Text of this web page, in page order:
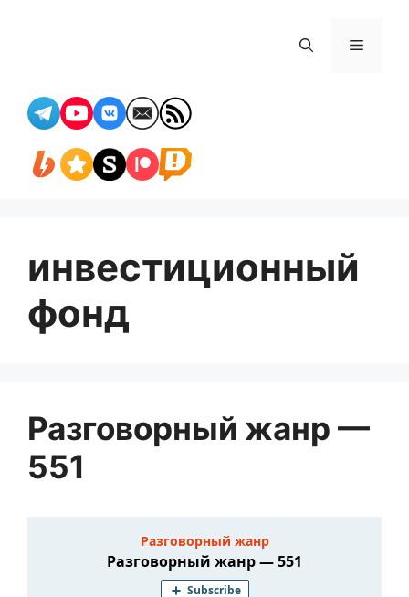
Меню
инвестиционный
фонд
Разговорный жанр —
551